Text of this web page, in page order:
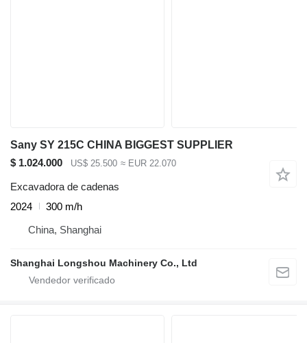
Sany SY 215C CHINA BIGGEST SUPPLIER
$ 1.024.000
US$ 25.500 ≈ EUR 22.070
Excavadora de cadenas
2024
300 m/h
China, Shanghai
Shanghai Longshou Machinery Co., Ltd